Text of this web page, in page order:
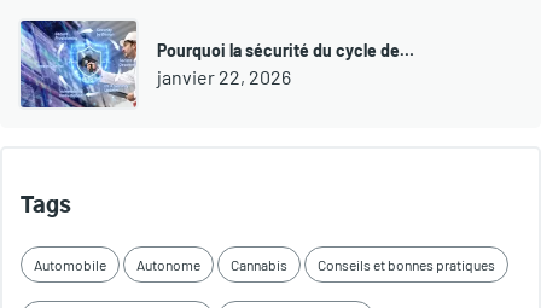
Pourquoi la sécurité du cycle de…
janvier 22, 2026
Tags
Automobile Autonome Cannabis Conseils et bonnes pratiques